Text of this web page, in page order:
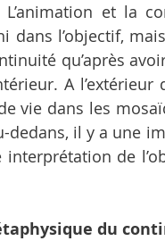
et la
l’objectif,
qu’après
A
vie dans les
dedans, il y a une
de
du